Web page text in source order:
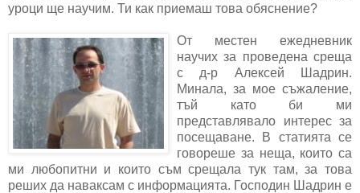
уроци ще научим. Ти как приемаш това обяснение?
От местен ежедневник
научих за проведена среща
с д-р Алексей Шадрин.
Минала, за мое съжаление,
тъй като би ми
представлявало интерес за
посещаване. В статията се
говореше за неща, които са
ми любопитни и които съм срещала тук там, за това
реших да наваксам с информацията. Господин Шадрин е